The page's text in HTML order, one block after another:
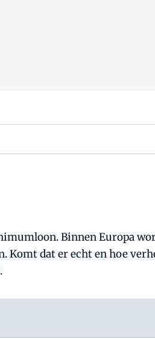
Binnen Europa
dat er echt en hoe